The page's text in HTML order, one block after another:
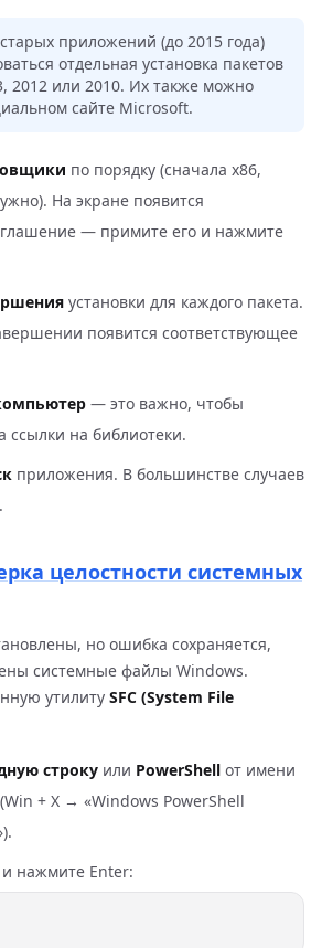
приложений (до 2015 года)
отдельная установка пакетов
2012 или 2010. Их также можно
сайте Microsoft.
по порядку (сначала x86,
На экране появится
— примите его и нажмите
установки для каждого пакета.
появится соответствующее
— это важно, чтобы
ссылки на библиотеки.
приложения. В большинстве случаев
целостности системных
но ошибка сохраняется,
системные файлы Windows.
утилиту SFC (System File
строку или PowerShell от имени
+ X → «Windows PowerShell
нажмите Enter: